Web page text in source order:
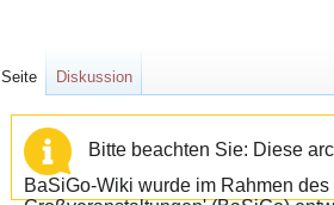
Bitte beachten Sie: Diese
BaSiGo-Wiki wurde im Rahmen
Seite Diskussion